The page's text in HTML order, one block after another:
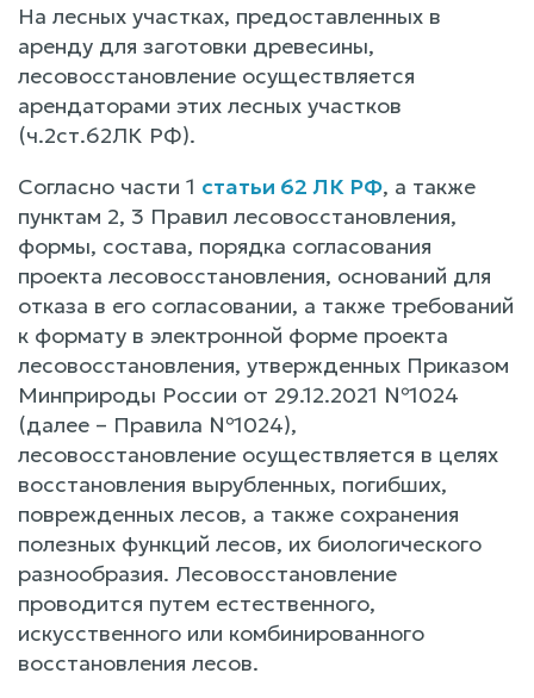
На лесных участках, предоставленных в
аренду для заготовки древесины,
лесовосстановление осуществляется
арендаторами этих лесных участков
(ч.2ст.62ЛК РФ).
Согласно части 1 статьи 62 ЛК РФ, а также
пунктам 2, 3 Правил лесовосстановления,
формы, состава, порядка согласования
проекта лесовосстановления, оснований для
отказа в его согласовании, а также требований
к формату в электронной форме проекта
лесовосстановления, утвержденных Приказом
Минприроды России от 29.12.2021 №1024
(далее – Правила №1024),
лесовосстановление осуществляется в целях
восстановления вырубленных, погибших,
поврежденных лесов, а также сохранения
полезных функций лесов, их биологического
разнообразия. Лесовосстановление
проводится путем естественного,
искусственного или комбинированного
восстановления лесов.